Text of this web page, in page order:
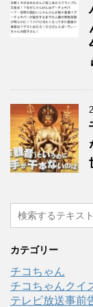
カテゴリー
チコちゃん
チコちゃんクイ
テレビ放送事前